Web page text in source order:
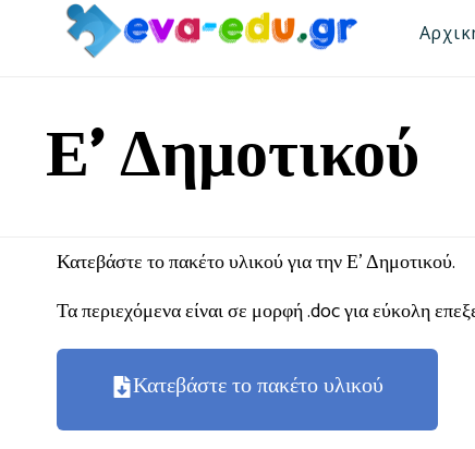
Ε’ Δημοτικού
Κατεβάστε το πακέτο υλικού για την Ε’ Δημοτικού.
Τα περιεχόμενα είναι σε μορφή .doc για εύκολη
Κατεβάστε το πακέτο υλικού